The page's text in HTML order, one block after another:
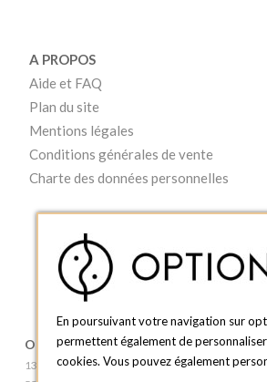
A PROPOS
Aide et FAQ
Plan du site
Mentions légales
Conditions générales de vente
Charte des données personnelles
OPTIONS LUXEMBOURG
13 rue Paul Rischard
En poursuivant votre navigation sur
permettent également de
cookies. Vous pouvez également